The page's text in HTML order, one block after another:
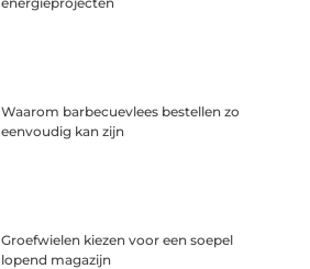
Waarom barbecuevlees bestellen zo
eenvoudig kan zijn
Groefwielen kiezen voor een soepel
lopend magazijn